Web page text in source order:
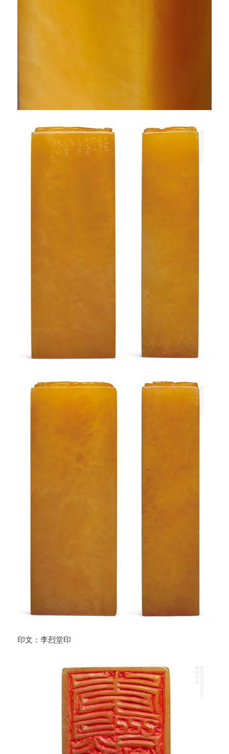
印文：李烈堂印